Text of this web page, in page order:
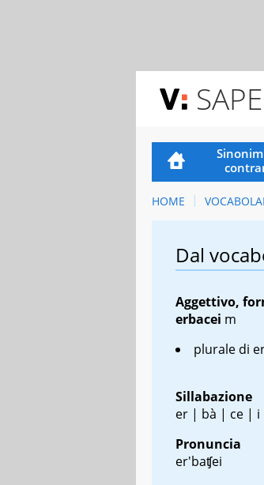
HOME
Dal
Aggettivo,
erbacei m
plurale di
Sillabazione
er | bà | ce | i
Pronuncia
er'baʧei